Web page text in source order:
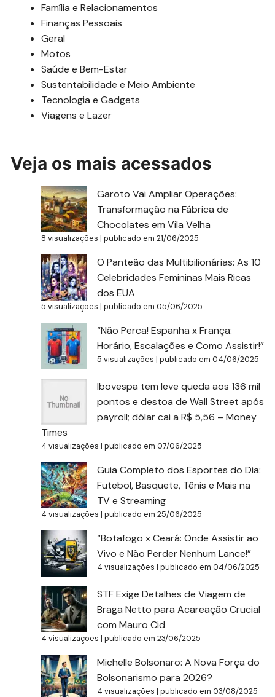
Família e Relacionamentos
Finanças Pessoais
Geral
Motos
Saúde e Bem-Estar
Sustentabilidade e Meio Ambiente
Tecnologia e Gadgets
Viagens e Lazer
Veja os mais acessados
Garoto Vai Ampliar Operações:
Transformação na Fábrica de
Chocolates em Vila Velha
8 visualizações |publicado em 21/06/2025
O Panteão das Multibilionárias: As 10
Celebridades Femininas Mais Ricas
dos EUA
5 visualizações |publicado em 05/06/2025
“Não Perca! Espanha x França:
Horário, Escalações e Como Assistir!”
5 visualizações |publicado em 04/06/2025
Ibovespa tem leve queda aos 136 mil
pontos e destoa de Wall Street após
payroll; dólar cai a R$ 5,56 – Money
Times
4 visualizações |publicado em 07/06/2025
Guia Completo dos Esportes do Dia:
Futebol, Basquete, Tênis e Mais na
TV e Streaming
4 visualizações |publicado em 25/06/2025
“Botafogo x Ceará: Onde Assistir ao
Vivo e Não Perder Nenhum Lance!”
4 visualizações |publicado em 04/06/2025
STF Exige Detalhes de Viagem de
Braga Netto para Acareação Crucial
com Mauro Cid
4 visualizações |publicado em 23/06/2025
Michelle Bolsonaro: A Nova Força do
Bolsonarismo para 2026?
4 visualizações |publicado em 03/08/2025